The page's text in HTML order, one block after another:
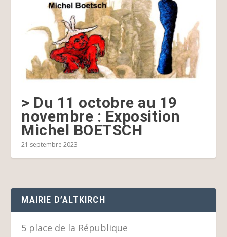
> Du 11 octobre au 19
novembre : Exposition
Michel BOETSCH
21 septembre 2023
MAIRIE D’ALTKIRCH
5 place de la République